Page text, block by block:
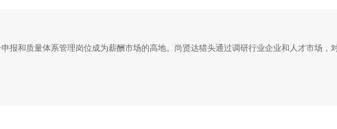
和质量体系管理岗位成为薪酬市场的高地。尚贤达猎头通过调研行业企业和人才市场，